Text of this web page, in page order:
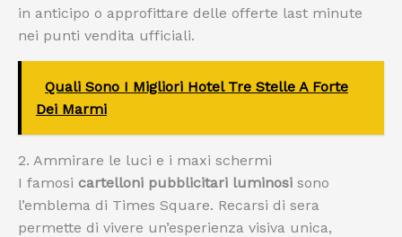
in anticipo o approfittare delle offerte last minute
nei punti vendita ufficiali.
Quali Sono I Migliori Hotel Tre Stelle A Forte
Dei Marmi
2. Ammirare le luci e i maxi schermi
I famosi cartelloni pubblicitari luminosi sono
l’emblema di Times Square. Recarsi di sera
permette di vivere un’esperienza visiva unica,